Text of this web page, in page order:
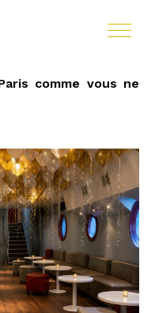
comme vous ne